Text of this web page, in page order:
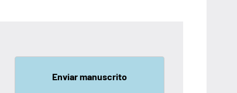
Enviar manuscrito